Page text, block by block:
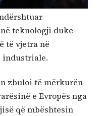
teknologji duke
të vjetra në
industriale.
zbuloi të mërkurën
e Evropës nga
që mbështesin